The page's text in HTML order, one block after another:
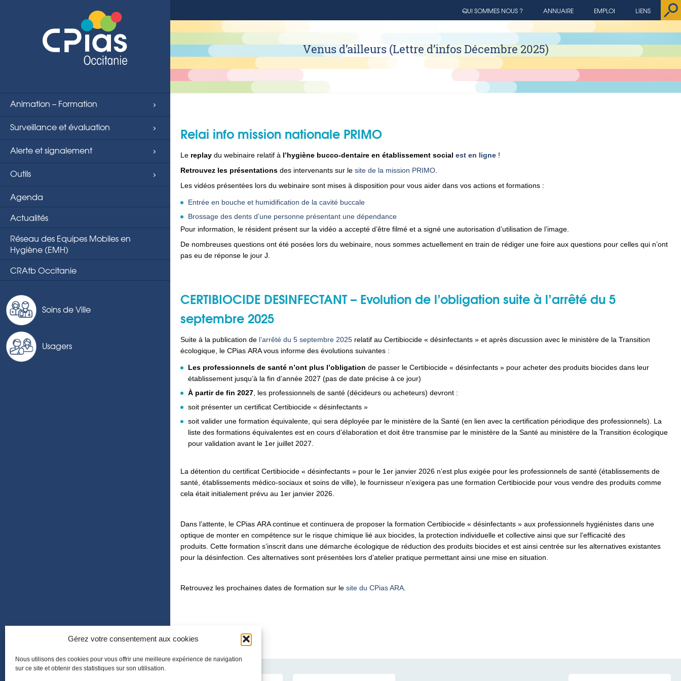
Gérez votre consentement aux cookies
Nous utilisons des cookies pour vous offrir une meilleure expérience de navigation
sur ce site et obtenir des statistiques sur son utilisation.
Animation – Formation
Surveillance et évaluation
Alerte et signalement
Outils
Agenda
Actualités
Réseau des Equipes Mobiles en
Hygiène (EMH)
CRAtb Occitanie
Soins de Ville
Usagers
LIENS
EMPLOI
ANNUAIRE
QUI SOMMES NOUS ?
Venus d’ailleurs (Lettre d’infos Décembre 2025)
Relai info mission nationale PRIMO
Le replaydu webinaire relatif à l’hygiène bucco-dentaire en établissement social est en ligne !
Retrouvez les présentations des intervenants sur lesite de la mission PRIMO
Les vidéos présentées lors du webinaire sont mises à disposition pour vous aider dans vos actions et formations :
Entrée en bouche et humidification de la cavité buccale
Brossage des dents d’une personne présentant une dépendance
Pour information, le résident présent sur la vidéo a accepté d’être filmé et a signé une autorisation d’utilisation de l’image.
De nombreuses questions ont été posées lors du webinaire, nous sommes actuellement en train de rédiger une foire aux questions pour celles qui n’ont
pas eu de réponse le jour J.
CERTIBIOCIDE DESINFECTANT – Evolution de l’obligation suite à l’arrêté du 5
septembre 2025
Suite à la publication de l’arrêté du 5 septembre 2025 relatif au Certibiocide « désinfectants » et après discussion avec le ministère de la Transition
écologique, le CPias ARA vous informe des évolutions suivantes :
Les professionnels de santé n’ont plus l’obligation de passer le Certibiocide « désinfectants » pour acheter des produits biocides dans leur
établissement jusqu’à la fin d’année 2027 (pas de date précise à ce jour)
À partir de fin 2027 , les professionnels de santé (décideurs ou acheteurs) devront :
soit présenter un certificat Certibiocide « désinfectants »
soit valider une formation équivalente qui sera déployée par le ministère de la Santé (en lien avec la certification périodique des professionnels).
La
liste des formations équivalentes est en cours d’élaboration etdoit être transmise par le ministère de la Santé au ministère de la Transition écologique
pour validation avant le 1er juillet 2027.
La détention du certificat Certibiocide « désinfectants » pour le 1er janvier 2026 n’est plus exigée pour les professionnels de santé (établissements de
santé, établissements médico-sociaux et soins de ville), le fournisseur n’exigera pas une formation Certibiocide pour vous vendre des produitscomme
cela était initialement prévu au 1er janvier 2026.
Dans l’attente, le CPias ARA continue et continuera de proposer la formation Certibiocide « désinfectants » aux professionnels hygiénistes dans une
optique de monter en compétence sur le risque chimique lié aux biocides, la protection individuelle et collective ainsi que sur l’efficacité des
produits Cette formation s’inscrit dans une démarche écologique de réduction des produits biocides et est ainsi centrée sur les alternatives existantes
pour la désinfection. Ces alternatives sont présentées lors d’atelier pratique permettant ainsi une mise en situation.
Retrouvez les prochaines dates de formation sur lesite du CPias ARA